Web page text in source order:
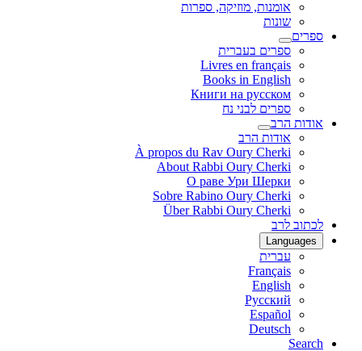
אומנות, מוזיקה, ספרות
שונות
ספרים
ספרים בעברית
Livres en français
Books in English
Книги на русском
ספרים לבני נח
אודות הרב
אודות הרב
À propos du Rav Oury Cherki
About Rabbi Oury Cherki
О раве Ури Шерки
Sobre Rabino Oury Cherki
Über Rabbi Oury Cherki
לכתוב לרב
Languages
עברית
Français
English
Русский
Español
Deutsch
Search